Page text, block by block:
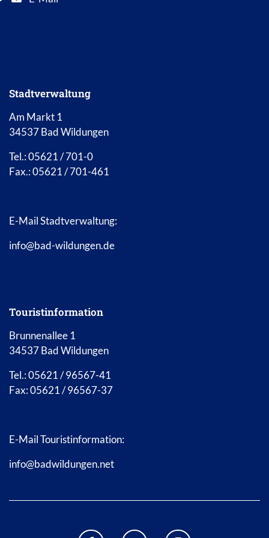
E-Mail Adresse: info@bad-wildungen.de
Stadtverwaltung
Am Markt 1
34537 Bad Wildungen
Tel.: 05621 / 701-0
Fax.: 05621 / 701-461
E-Mail Stadtverwaltung:
info@bad-wildungen.de
Touristinformation
Brunnenallee 1
34537 Bad Wildungen
Tel.: 05621 / 96567-41
Fax: 05621 / 96567-37
E-Mail Touristinformation:
info@badwildungen.net